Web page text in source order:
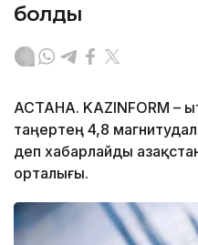
болды
АСТАНА. KAZINFORM –
таңертең 4,8
деп хабарлайды
орталығы.